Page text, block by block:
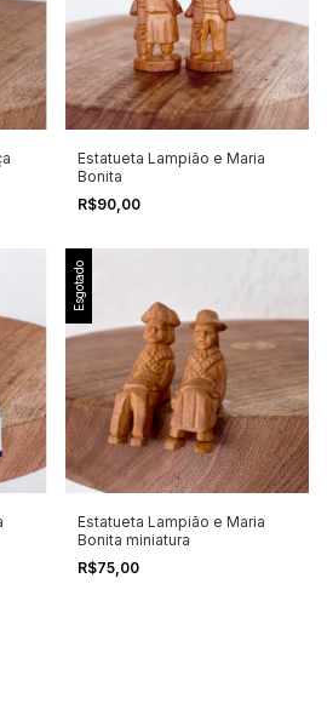
Estatueta Lampião e Maria
Bonita
R$90,00
Esgotado
Estatueta Lampião e Maria
Bonita miniatura
R$75,00